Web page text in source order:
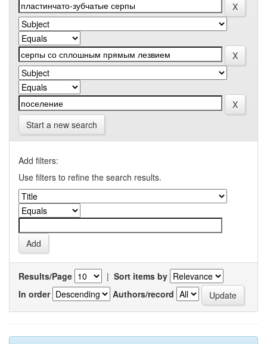
Start a new search
Add filters:
Use filters to refine the search results.
Results/Page | Sort items by
In order
Authors/record